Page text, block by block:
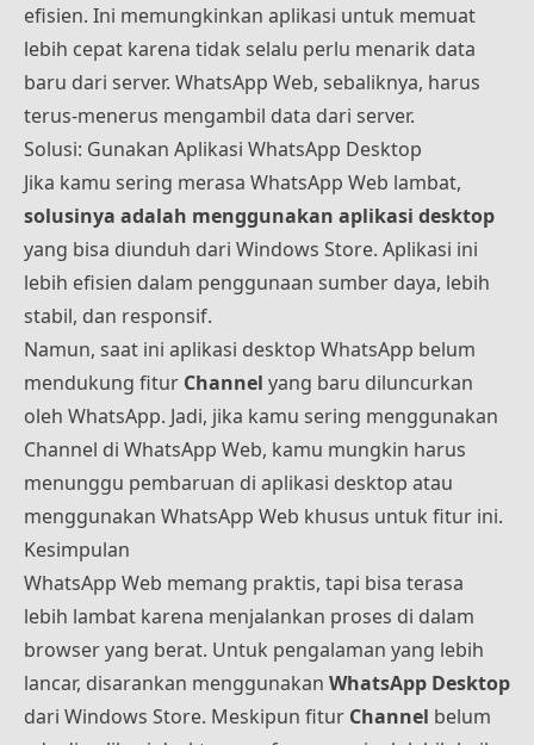
efisien. Ini memungkinkan aplikasi untuk memuat
lebih cepat karena tidak selalu perlu menarik data
baru dari server. WhatsApp Web, sebaliknya, harus
terus-menerus mengambil data dari server.
Solusi: Gunakan Aplikasi WhatsApp Desktop
Jika kamu sering merasa WhatsApp Web lambat,
solusinya adalah menggunakan aplikasi desktop
yang bisa diunduh dari Windows Store. Aplikasi ini
lebih efisien dalam penggunaan sumber daya, lebih
stabil, dan responsif.
Namun, saat ini aplikasi desktop WhatsApp belum
mendukung fitur Channel yang baru diluncurkan
oleh WhatsApp. Jadi, jika kamu sering menggunakan
Channel di WhatsApp Web, kamu mungkin harus
menunggu pembaruan di aplikasi desktop atau
menggunakan WhatsApp Web khusus untuk fitur ini.
Kesimpulan
WhatsApp Web memang praktis, tapi bisa terasa
lebih lambat karena menjalankan proses di dalam
browser yang berat. Untuk pengalaman yang lebih
lancar, disarankan menggunakan WhatsApp Desktop
dari Windows Store. Meskipun fitur Channel belum